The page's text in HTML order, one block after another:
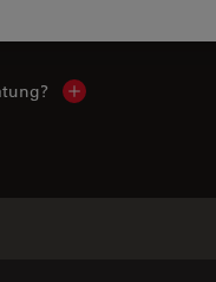
Show local contacts